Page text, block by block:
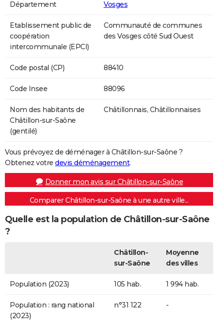
Département Vosges
Etablissement public de
coopération
intercommunale (EPCI)
Communauté de communes
des Vosges côté Sud Ouest
Code postal (CP) 88410
Code Insee 88096
Nom des habitants de
Châtillon-sur-Saône
(gentilé)
Châtillonnais, Châtillonnaises
Vous prévoyez de déménager à Châtillon-sur-Saône ?
Obtenez votre devis déménagement.
Donner mon avis sur Châtillon-sur-Saône
Comparer Châtillon-sur-Saône à une autre ville...
Quelle est la population de Châtillon-sur-Saône
?
Châtillon-
sur-Saône
Moyenne
des villes
Population (2023) 105 hab. 1 994 hab.
Population : rang national
(2023)
n°31 122 -